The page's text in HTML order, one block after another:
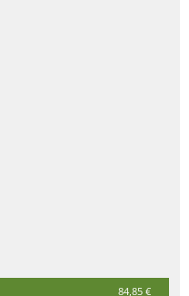
84,85 €